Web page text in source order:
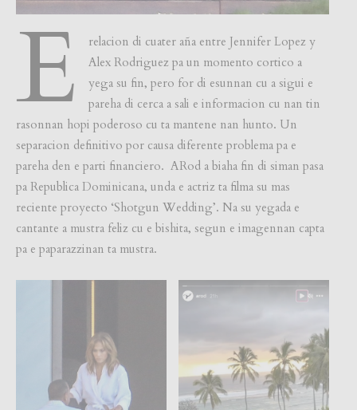
E
relacion di cuater aña entre Jennifer Lopez y
Alex Rodriguez pa un momento cortico a
yega su fin, pero for di esunnan cu a sigui e
pareha di cerca a sali e informacion cu nan tin
rasonnan hopi poderoso cu ta mantene nan hunto. Un
separacion definitivo por causa diferente problema pa e
pareha den e parti financiero. ARod a biaha fin di siman pasa
pa Republica Dominicana, unda e actriz ta filma su mas
reciente proyecto ‘Shotgun Wedding’. Na su yegada e
cantante a mustra feliz cu e bishita, segun e imagennan capta
pa e paparazzinan ta mustra.